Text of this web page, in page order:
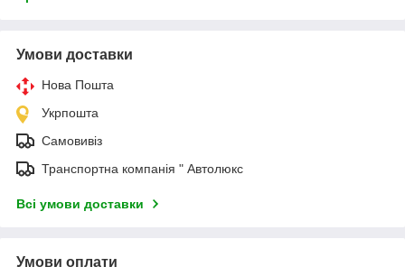
Умови доставки
Нова Пошта
Укрпошта
Самовивіз
Транспортна компанія " Автолюкс
Всі умови доставки
Умови оплати